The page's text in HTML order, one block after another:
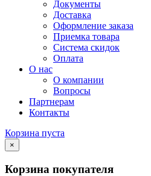
Документы
Доставка
Оформление заказа
Приемка товара
Система скидок
Оплата
О нас
О компании
Вопросы
Партнерам
Контакты
Корзина пуста
×
Корзина покупателя